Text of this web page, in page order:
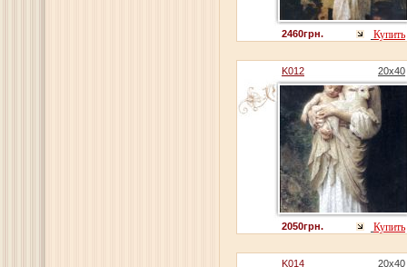
2460грн. Купить
K012 20x40
2050грн. Купить
K014 20x40